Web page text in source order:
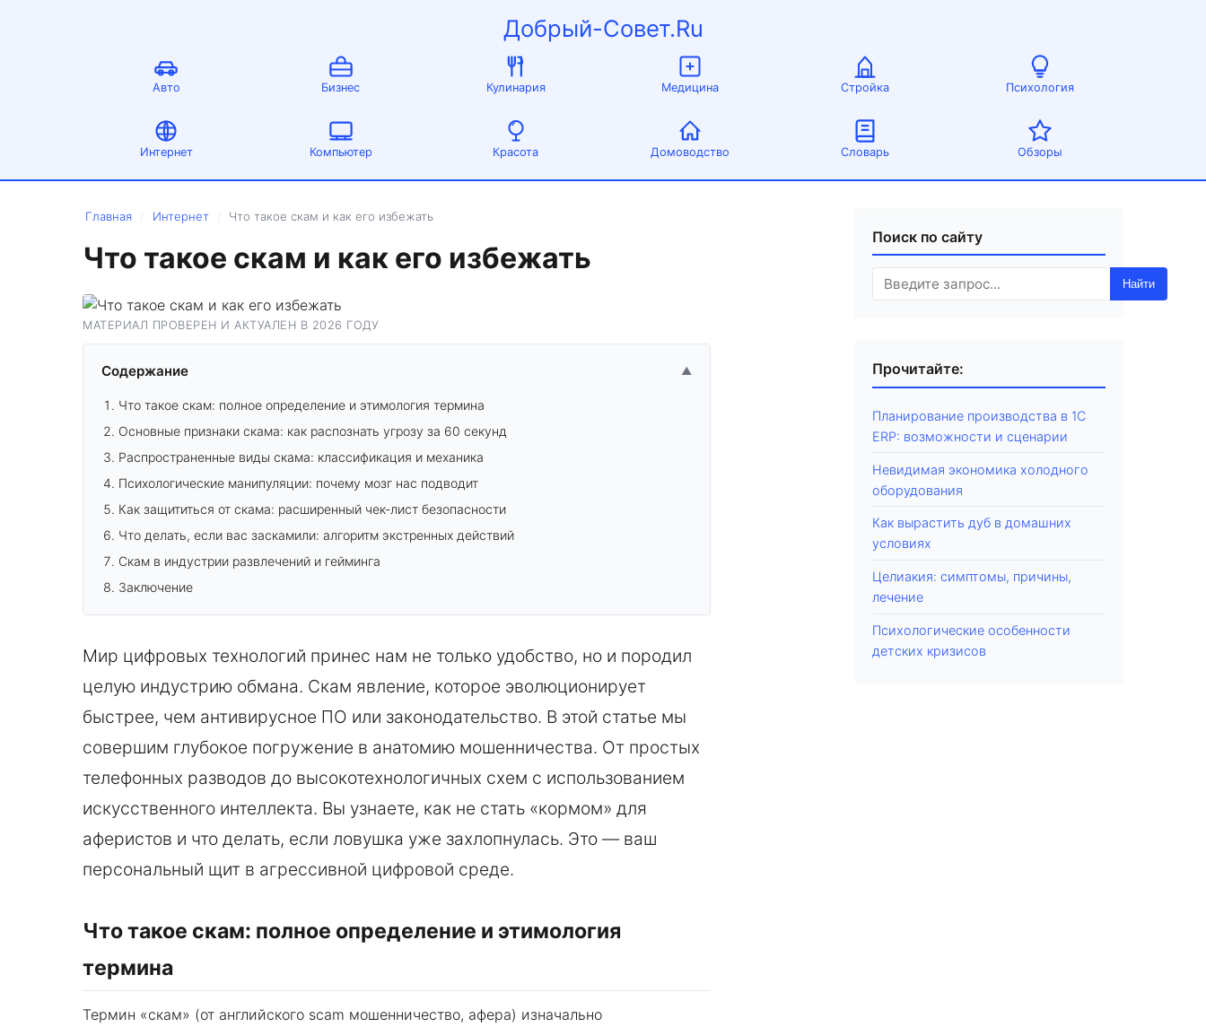
Добрый-Совет.Ru
Авто Бизнес Кулинария Медицина Стройка Психология
Интернет Компьютер Красота Домоводство Словарь Обзоры
Главная Интернет Что такое скам и как его избежать
Что такое скам и как его избежать
МАТЕРИАЛ ПРОВЕРЕН И АКТУАЛЕН В 2026 ГОДУ
Содержание ▲
Что такое скам: полное определение и этимология термина
Основные признаки скама: как распознать угрозу за 60 секунд
Распространенные виды скама: классификация и механика
Психологические манипуляции: почему мозг нас подводит
Как защититься от скама: расширенный чек-лист безопасности
Что делать, если вас заскамили: алгоритм экстренных действий
Скам в индустрии развлечений и гейминга
Заключение
Мир цифровых технологий принес нам не только удобство, но и породил
целую индустрию обмана. Скам явление, которое эволюционирует
быстрее, чем антивирусное ПО или законодательство. В этой статье мы
совершим глубокое погружение в анатомию мошенничества. От простых
телефонных разводов до высокотехнологичных схем с использованием
искусственного интеллекта. Вы узнаете, как не стать «кормом» для
аферистов и что делать, если ловушка уже захлопнулась. Это — ваш
персональный щит в агрессивной цифровой среде.
Что такое скам: полное определение и этимология
термина
Термин «скам» (от английского scam мошенничество, афера) изначально
Поиск по сайту
Найти
Прочитайте:
Планирование производства в 1С
ERP: возможности и сценарии
Невидимая экономика холодного
оборудования
Как вырастить дуб в домашних
условиях
Целиакия: симптомы, причины,
лечение
Психологические особенности
детских кризисов